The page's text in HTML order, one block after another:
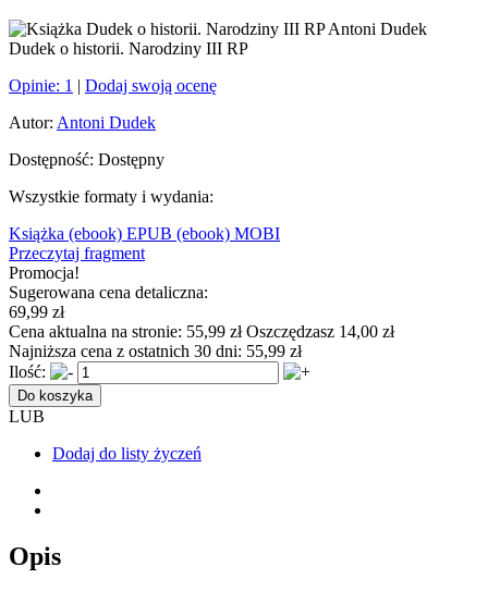
Dudek o historii. Narodziny III RP
Opinie: 1 | Dodaj swoją ocenę
Autor: Antoni Dudek
Dostępność: Dostępny
Wszystkie formaty i wydania:
Książka (ebook) EPUB (ebook) MOBI
Przeczytaj fragment
Promocja!
Sugerowana cena detaliczna:
69,99 zł
Cena aktualna na stronie: 55,99 złOszczędzasz 14,00 zł
Najniższa cena z ostatnich 30 dni: 55,99 zł
Ilość:
Do koszyka
LUB
Dodaj do listy życzeń
Opis